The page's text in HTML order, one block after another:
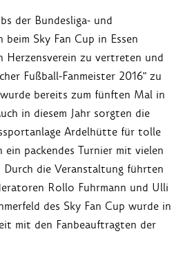
der Bundesliga- und
Sky Fan Cup in Essen
Herzensverein zu vertreten und
Fußball-Fanmeister 2016" zu
bereits zum fünften Mal in
in diesem Jahr sorgten die
Ardelhütte für tolle
ein packendes Turnier mit vielen
Durch die Veranstaltung führten
Rollo Fuhrmann und Ulli
des Sky Fan Cup wurde in
mit den Fanbeauftragten der